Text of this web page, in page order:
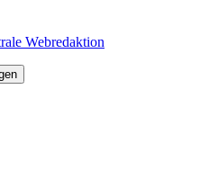
Webredaktion